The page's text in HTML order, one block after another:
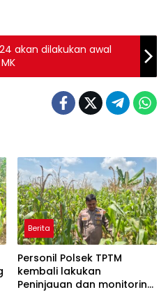
akan dilakukan awal
Berita
Personil Polsek TPTM
kembali lakukan
Peninjauan dan monitoring